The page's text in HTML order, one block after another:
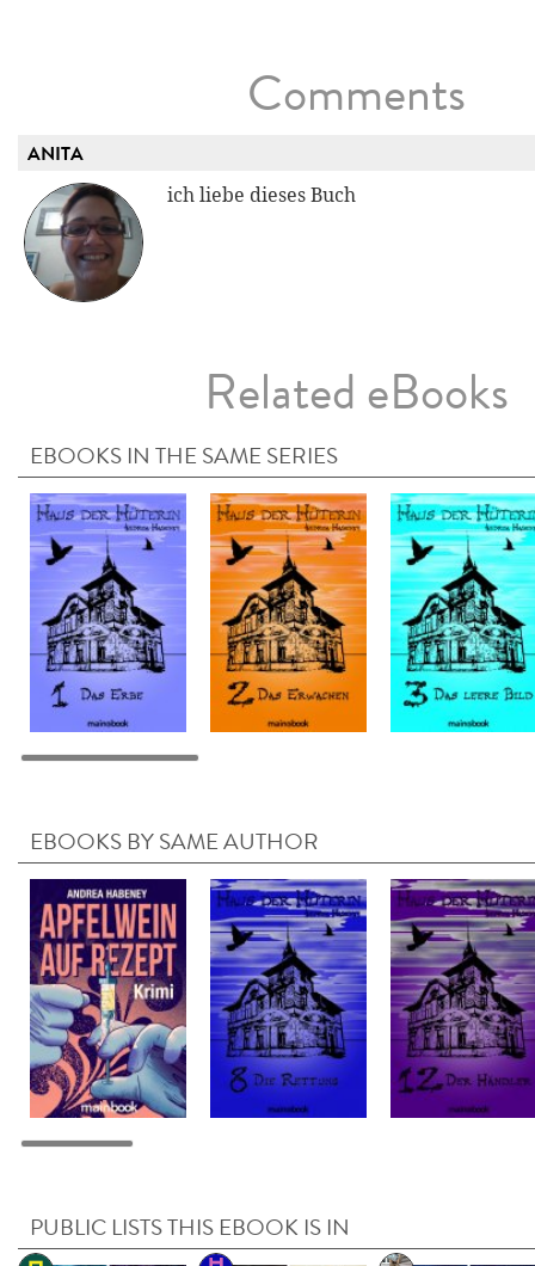
Comments
ANITA
ich liebe dieses Buch
Related eBooks
EBOOKS IN THE SAME SERIES
EBOOKS BY SAME AUTHOR
PUBLIC LISTS THIS EBOOK IS IN